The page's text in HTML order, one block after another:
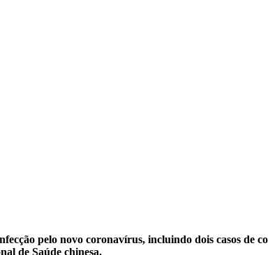
pelo novo coronavírus, incluindo dois casos de
de Saúde chinesa.